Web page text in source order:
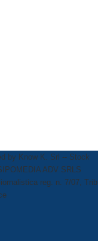
by Know K. Srl -- Stock
ADV SRLS
reg. n. 7/07, Trib